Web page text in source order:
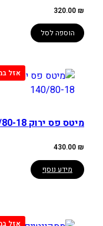
320.00₪
הוספה לסל
מיטס פס ירוק 140/80-18
430.00₪
מידע נוסף